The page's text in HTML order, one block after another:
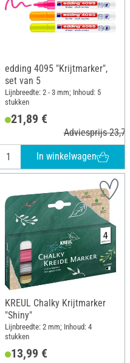
edding 4095 "Krijtmarker",
set van 5
Lijnbreedte: 2 - 3 mm; Inhoud: 5
stukken
21,89 €
Adviesprijs
In winkelwagen
KREUL Chalky Krijtmarker
"Shiny"
Lijnbreedte: 2 mm; Inhoud: 4
stukken
13,99 €